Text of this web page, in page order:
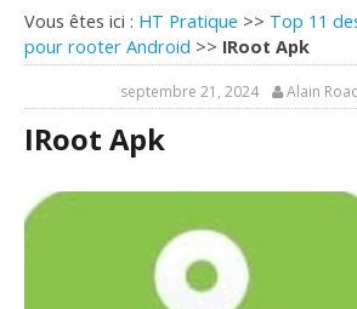
Vous êtes ici : HT Pratique >> Top 11
pour rooter Android >> IRoot Apk
septembre 21, 2024 Alain
IRoot Apk